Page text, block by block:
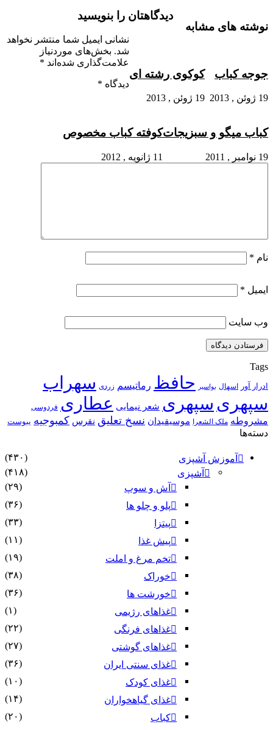
نوشته های مشابه
جوجه کباب
19 ژوئن , 2013
کوکوی رشته ای
19 ژوئن , 2013
کباب میگو و سبزیجات
19 نوامبر , 2011
کوفته کباب مخصوص
11 ژانویه , 2012
دیدگاهتان را بنویسید
نشانی ایمیل شما منتشر نخواهد
شد. بخش‌های موردنیاز
علامت‌گذاری شده‌اند *
دیدگاه *
نام *
ایمیل *
وب‌ سایت
Tags
ادرار آور اسهال بواسیر حافظ رماتیسم زردی سهراب
سپهری سپهری شعر نیمایی عطاری فردوسی
مشروطه ملک الشعرا موسیقیدان نسخ تعلیق نقرس کمبوجیه یبوست
دسته‌ها
آموزش آشپزی
(۴۳۰)
آشپزی
(۴۱۸)
آش و سوپ
(۲۹)
پلو و چلو ها
(۳۶)
پیتزا
(۳۳)
پیش غذا
(۱۱)
تخم مرغ و املت
(۱۹)
خوراک
(۳۸)
خورشت ها
(۳۶)
غذاهای رژیمی
(۱)
غذاهای فرنگی
(۲۲)
غذاهای گوشتی
(۲۷)
غذای سنتی ایران
(۳۶)
غذای کودک
(۱۰)
غذای گیاهخواران
(۱۴)
کباب
(۲۰)